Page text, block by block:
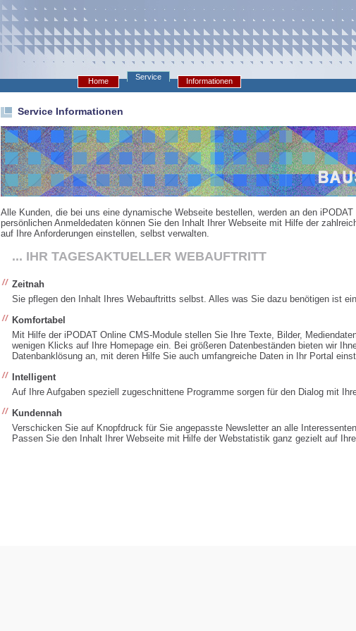
Home Service Informationen
Service Informationen
Alle Kunden, die bei uns eine dynamische Webseite bestellen, werden an den
persönlichen Anmeldedaten können Sie den Inhalt Ihrer Webseite mit Hilfe der
auf Ihre Anforderungen einstellen, selbst verwalten.
... IHR TAGESAKTUELLER WEBAUFTRITT
Zeitnah
Sie pflegen den Inhalt Ihres Webauftritts selbst. Alles was Sie dazu benötigen ist
Komfortabel
Mit Hilfe der iPODAT Online CMS-Module stellen Sie Ihre Texte, Bilder,
wenigen Klicks auf Ihre Homepage ein. Bei größeren Datenbeständen bieten wir
Datenbanklösung an, mit deren Hilfe Sie auch umfangreiche Daten in Ihr Portal
Intelligent
Auf Ihre Aufgaben speziell zugeschnittene Programme sorgen für den Dialog mit
Kundennah
Verschicken Sie auf Knopfdruck für Sie angepasste Newsletter an alle
Passen Sie den Inhalt Ihrer Webseite mit Hilfe der Webstatistik ganz gezielt auf